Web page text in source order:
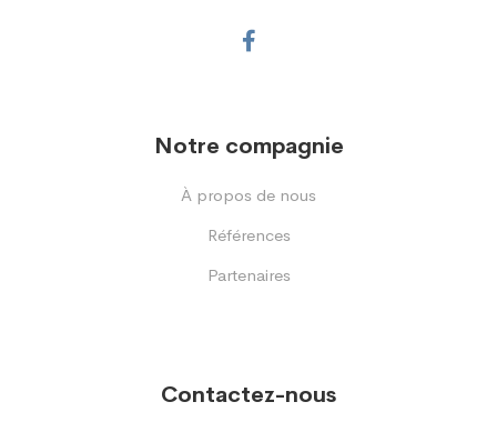
Notre compagnie
À propos de nous
Références
Partenaires
Contactez-nous